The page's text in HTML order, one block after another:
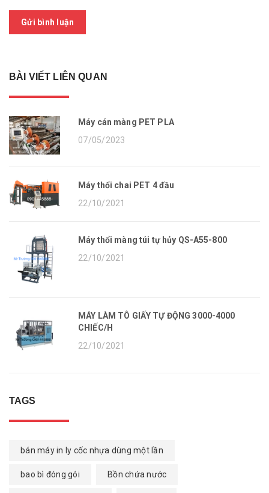
Gửi bình luận
BÀI VIẾT LIÊN QUAN
Máy cán màng PET PLA
07/05/2023
Máy thổi chai PET 4 đầu
22/10/2021
Máy thổi màng túi tự hủy QS-A55-800
22/10/2021
MÁY LÀM TÔ GIẤY TỰ ĐỘNG 3000-4000
CHIẾC/H
22/10/2021
TAGS
bán máy in ly cốc nhựa dùng một lần
bao bì đóng gói Bồn chứa nước